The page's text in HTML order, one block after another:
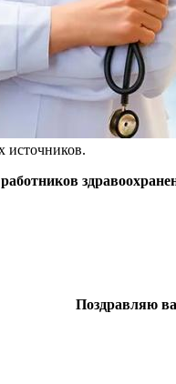
источников.
Поздравляю